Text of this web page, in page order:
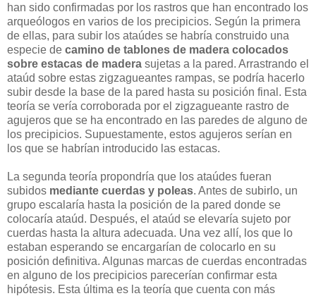
han sido confirmadas por los rastros que han encontrado los
arqueólogos en varios de los precipicios. Según la primera
de ellas, para subir los ataúdes se habría construido una
especie de camino de tablones de madera colocados
sobre estacas de madera sujetas a la pared. Arrastrando el
ataúd sobre estas zigzagueantes rampas, se podría hacerlo
subir desde la base de la pared hasta su posición final. Esta
teoría se vería corroborada por el zigzagueante rastro de
agujeros que se ha encontrado en las paredes de alguno de
los precipicios. Supuestamente, estos agujeros serían en
los que se habrían introducido las estacas.
La segunda teoría propondría que los ataúdes fueran
subidos mediante cuerdas y poleas. Antes de subirlo, un
grupo escalaría hasta la posición de la pared donde se
colocaría ataúd. Después, el ataúd se elevaría sujeto por
cuerdas hasta la altura adecuada. Una vez allí, los que lo
estaban esperando se encargarían de colocarlo en su
posición definitiva. Algunas marcas de cuerdas encontradas
en alguno de los precipicios parecerían confirmar esta
hipótesis. Esta última es la teoría que cuenta con más